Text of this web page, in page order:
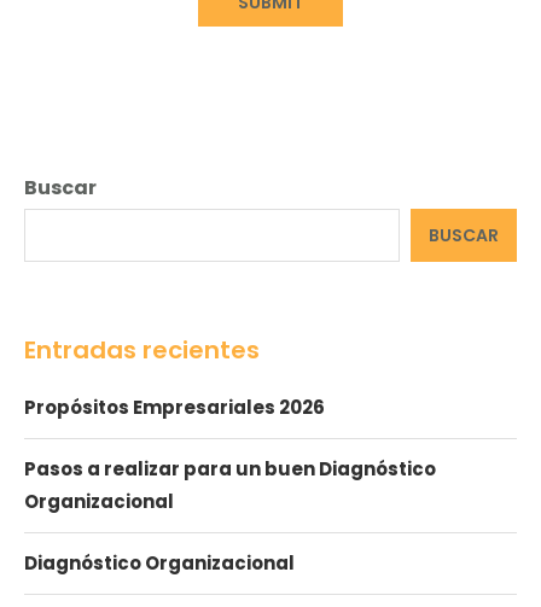
Buscar
BUSCAR
Entradas recientes
Propósitos Empresariales 2026
Pasos a realizar para un buen Diagnóstico
Organizacional
Diagnóstico Organizacional